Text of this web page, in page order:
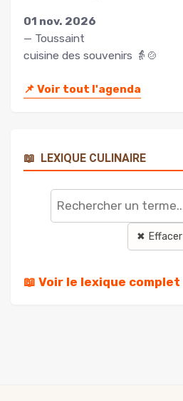
01 nov. 2026
— Toussaint
cuisine des souvenirs 👵🍲
📌 Voir tout l'agenda
📖 LEXIQUE CULINAIRE
Rechercher
terme
✖ Effacer
📖 Voir le lexique complet